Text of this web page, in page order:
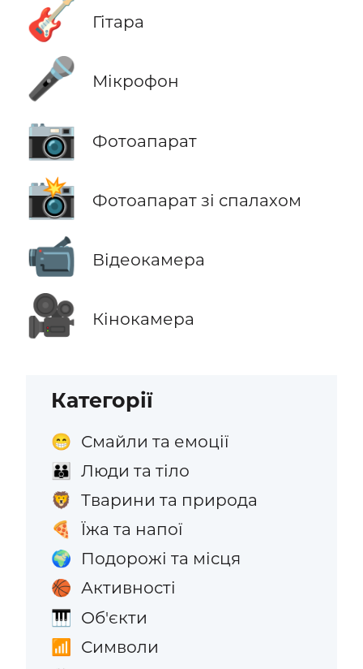
🎸 Гітара
🎤 Мікрофон
📷 Фотоапарат
📸 Фотоапарат зі спалахом
📹 Відеокамера
🎥 Кінокамера
Категорії
😁 Смайли та емоції
👪 Люди та тіло
🦁 Тварини та природа
🍕 Їжа та напої
🌍 Подорожі та місця
🏀 Активності
🎹 Об'єкти
📶 Символи